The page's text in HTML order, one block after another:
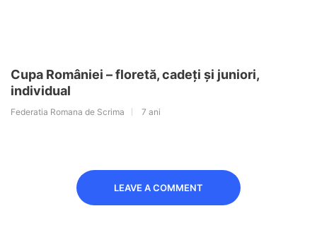
Cupa României – floretă, cadeți și juniori,
individual
Federatia Romana de Scrima 7 ani
LEAVE A COMMENT